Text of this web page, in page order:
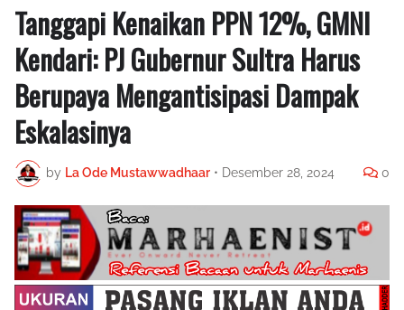
Tanggapi Kenaikan PPN 12%, GMNI
Kendari: PJ Gubernur Sultra Harus
Berupaya Mengantisipasi Dampak
Eskalasinya
by La Ode Mustawwadhaar • Desember 28, 2024 0